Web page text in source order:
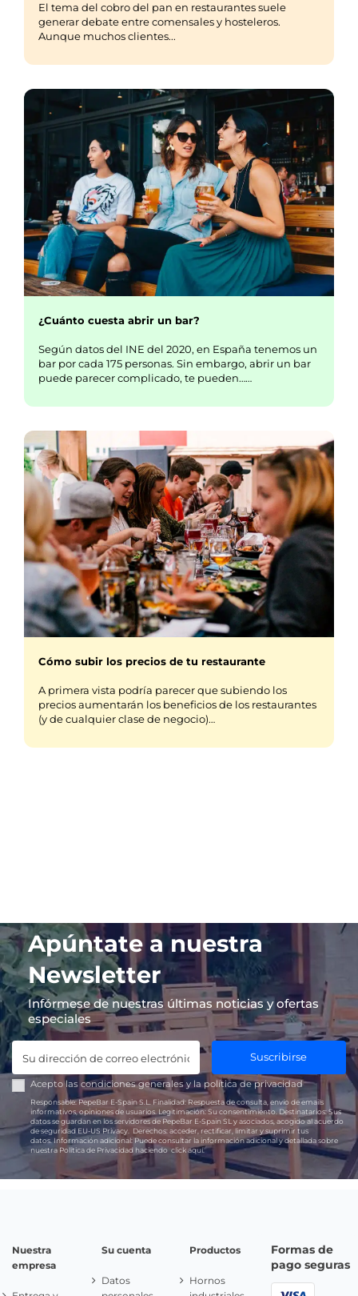
El tema del cobro del pan en restaurantes suele
generar debate entre comensales y hosteleros.
Aunque muchos clientes...
¿Cuánto cuesta abrir un bar?
Según datos del INE del 2020, en España tenemos un
bar por cada 175 personas. Sin embargo, abrir un bar
puede parecer complicado, te pueden……
Cómo subir los precios de tu restaurante
A primera vista podría parecer que subiendo los
precios aumentarán los beneficios de los restaurantes
(y de cualquier clase de negocio)…
Apúntate a nuestra
Newsletter
Infórmese de nuestras últimas noticias y ofertas
especiales
Suscribirse
Acepto las condiciones generales y lapolítica de privacidad
Responsable:PepeBar E-Spain S.L. Finalidad: Respuesta de consulta, envío de emails
informativos, opiniones de usuarios. Legitimación: Su consentimiento. Destinatarios:Sus
datos se guardan en los servidores de PepeBar E-Spain SL y asociados, acogido al acuerdo
de seguridad EU-US Privacy.
Derechos: acceder, rectificar, limitar y suprimir tus
datos.Información adicional:Puede consultar la información adicional y detallada sobre
nuestra Política de Privacidad haciendoclick aquí.
Nuestra
empresa
Su cuenta
Datos
Productos
Hornos
Formas de
pago seguras